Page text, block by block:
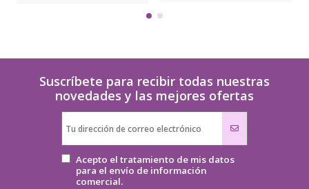
Suscríbete para recibir todas nuestras
novedades y las mejores ofertas
Acepto el tratamiento de mis datos
para el envío de información
comercial.